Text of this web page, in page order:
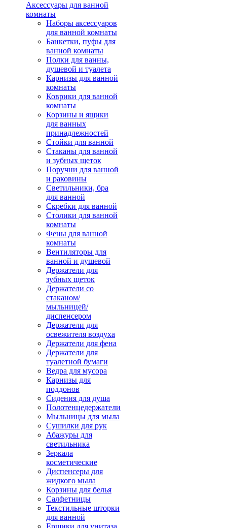
Аксессуары для ванной
комнаты
Наборы аксессуаров
для ванной комнаты
Банкетки, пуфы для
ванной комнаты
Полки для ванны,
душевой и туалета
Карнизы для ванной
комнаты
Коврики для ванной
комнаты
Корзины и ящики
для ванных
принадлежностей
Стойки для ванной
Стаканы для ванной
и зубных щеток
Поручни для ванной
и раковины
Светильники, бра
для ванной
Скребки для ванной
Столики для ванной
комнаты
Фены для ванной
комнаты
Вентиляторы для
ванной и душевой
Держатели для
зубных щеток
Держатели со
стаканом/
мыльницей/
диспенсером
Держатели для
освежителя воздуха
Держатели для фена
Держатели для
туалетной бумаги
Ведра для мусора
Карнизы для
поддонов
Сидения для душа
Полотенцедержатели
Мыльницы для мыла
Сушилки для рук
Абажуры для
светильника
Зеркала
косметические
Диспенсеры для
жидкого мыла
Корзины для белья
Салфетницы
Текстильные шторки
для ванной
Ершики для унитаза